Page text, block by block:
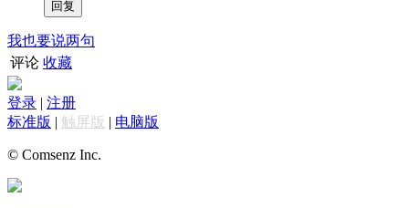
我也要说两句
评论 收藏
登录 | 注册
标准版 | 触屏版 | 电脑版
© Comsenz Inc.